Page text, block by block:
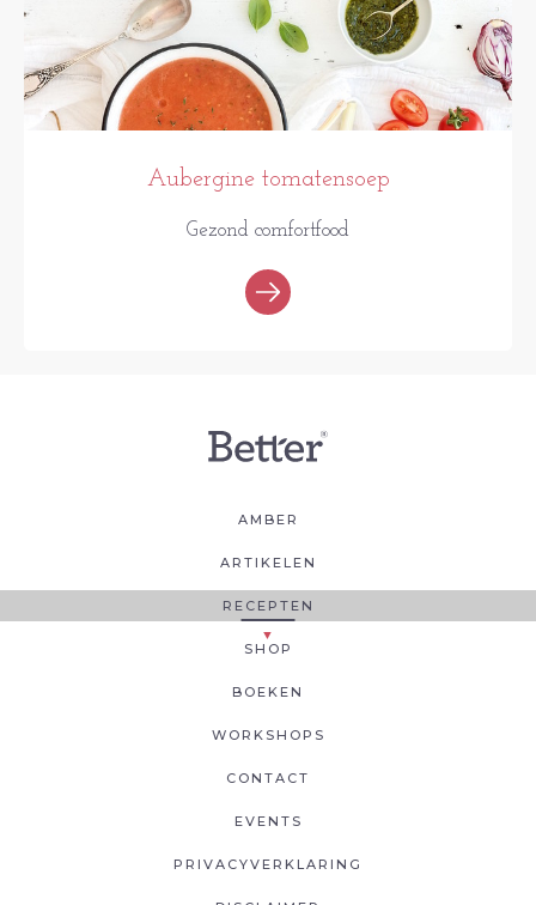
Aubergine tomatensoep
Gezond comfortfood
AMBER
ARTIKELEN
RECEPTEN
SHOP
BOEKEN
WORKSHOPS
CONTACT
EVENTS
PRIVACYVERKLARING